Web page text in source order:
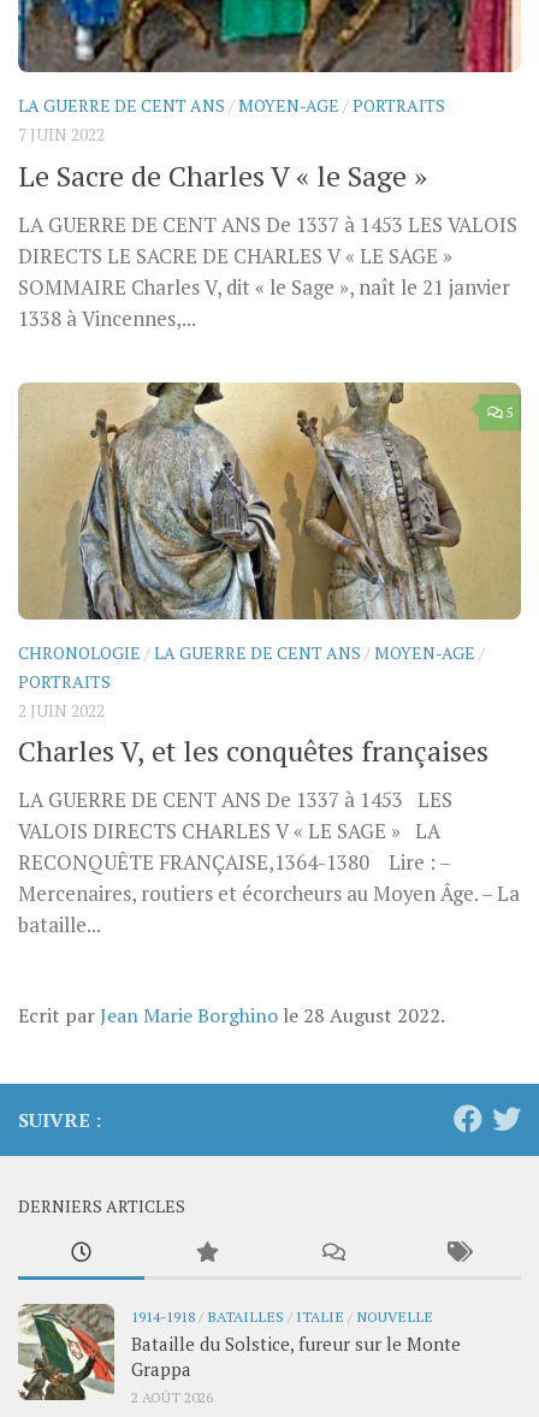
LA GUERRE DE CENT ANS /MOYEN-AGE /PORTRAITS
7 JUIN 2022
Le Sacre de Charles V « le Sage »
LA GUERRE DE CENT ANS De 1337 à 1453 LES VALOIS
DIRECTS LE SACRE DE CHARLES V « LE SAGE »
SOMMAIRE Charles V, dit « le Sage », naît le 21 janvier
1338 à Vincennes,...
5
CHRONOLOGIE /LA GUERRE DE CENT ANS /MOYEN-AGE /
PORTRAITS
2 JUIN 2022
Charles V, et les conquêtes françaises
LA GUERRE DE CENT ANS De 1337 à 1453 LES
VALOIS DIRECTS CHARLES V « LE SAGE » LA
RECONQUÊTE FRANÇAISE,1364-1380 Lire : –
Mercenaires, routiers et écorcheurs au Moyen Âge. – La
bataille...
Ecrit parJean Marie Borghino le 28 August 2022.
SUIVRE :
DERNIERS ARTICLES
1914-1918 / BATAILLES / ITALIE / NOUVELLE
Bataille du Solstice, fureur sur le Monte
Grappa
2 AOÛT 2026